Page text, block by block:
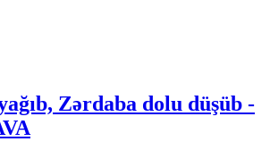
Zərdaba dolu düşüb -